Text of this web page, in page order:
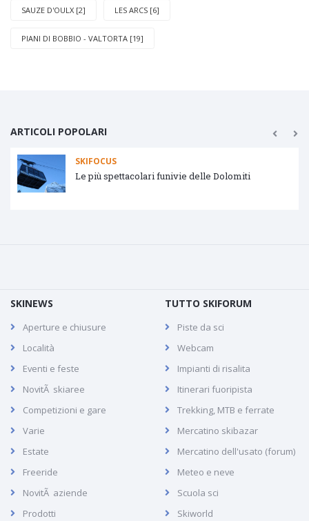
SAUZE D'OULX [2] LES ARCS [6]
PIANI DI BOBBIO - VALTORTA [19]
ARTICOLI POPOLARI
funivie delle Dolomiti Tipologie
SKINEWS
Aperture e chiusure
Località
Eventi e feste
NovitÃ skiaree
Competizioni e gare
Varie
Estate
Freeride
NovitÃ aziende
Prodotti
TUTTO SKIFORUM
Piste da sci
Webcam
Impianti di risalita
Itinerari fuoripista
Trekking, MTB e ferrate
Mercatino skibazar
Mercatino dell'usato (forum)
Meteo e neve
Scuola sci
Skiworld